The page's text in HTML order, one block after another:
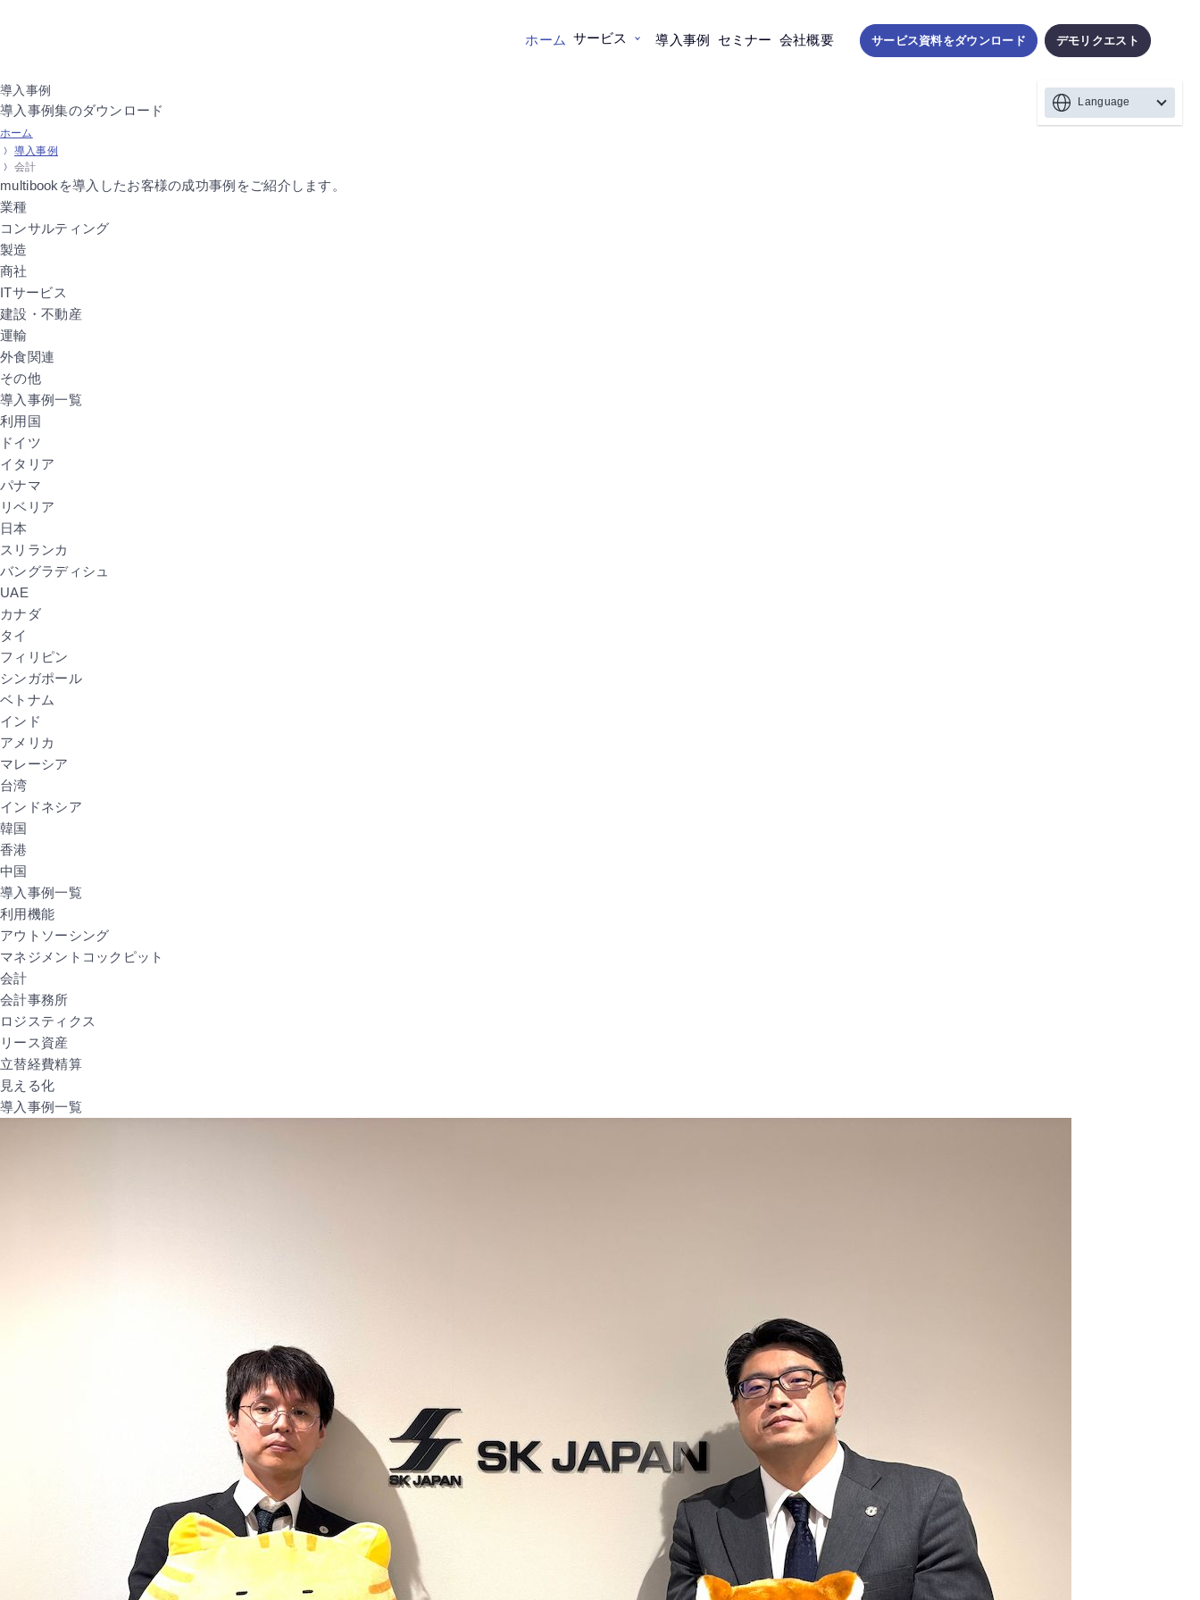
ホーム サービス 導入事例 セミナー 会社概要 サービス資料をダウンロード デモリクエスト
Language
導入事例
導入事例集のダウンロード
ホーム
導入事例
会計
multibookを導入したお客様の成功事例をご紹介します。
業種
コンサルティング
製造
商社
ITサービス
建設・不動産
運輸
外食関連
その他
導入事例一覧
利用国
ドイツ
イタリア
パナマ
リベリア
日本
スリランカ
バングラディシュ
UAE
カナダ
タイ
フィリピン
シンガポール
ベトナム
インド
アメリカ
マレーシア
台湾
インドネシア
韓国
香港
中国
導入事例一覧
利用機能
アウトソーシング
マネジメントコックピット
会計
会計事務所
ロジスティクス
リース資産
立替経費精算
見える化
導入事例一覧